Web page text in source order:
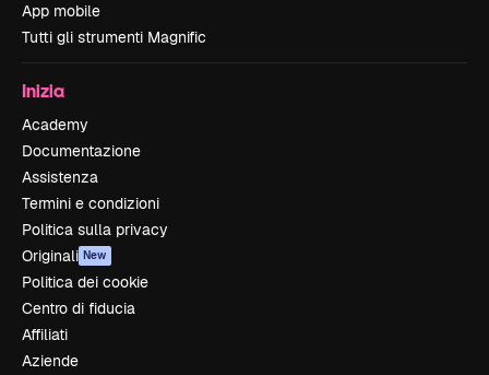
App mobile
Tutti gli strumenti Magnific
Inizia
Academy
Documentazione
Assistenza
Termini e condizioni
Politica sulla privacy
Originali New
Politica dei cookie
Centro di fiducia
Affiliati
Aziende